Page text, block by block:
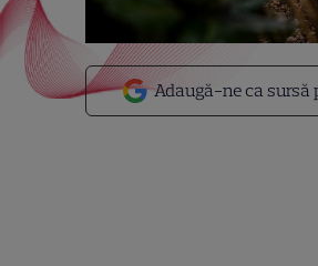
Adaugă-ne ca sursă